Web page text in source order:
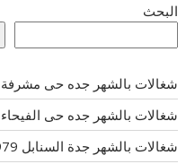
البحث
شغالات بالشهر جده حى مشرفة 0577265649
شغالات بالشهر جده حى الفيحاء 0577265649
شغالات بالشهر جدة السنابل 0571400979